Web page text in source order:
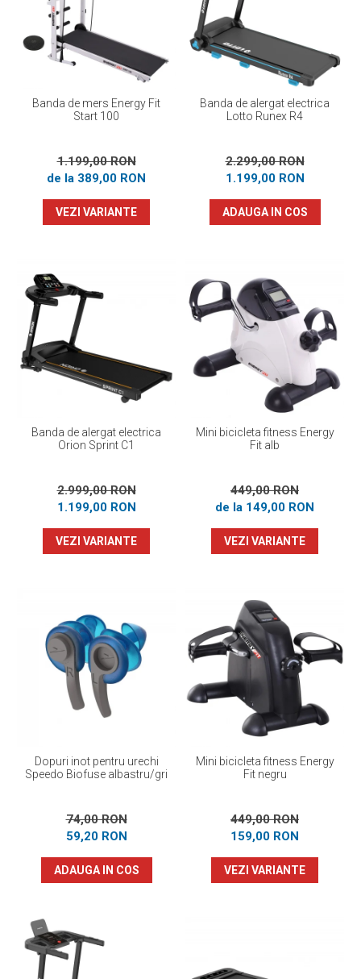
Accesorii inot
Genti si rucsacuri
Tricouri, pantaloni, bluze
Costume profesionale inot
Banda de mers Energy Fit
Start 100
1.199,00 RON
de la 389,00 RON
VEZI VARIANTE
Banda de alergat electrica
Lotto Runex R4
2.299,00 RON
1.199,00 RON
ADAUGA IN COS
Banda de alergat electrica
Orion Sprint C1
2.999,00 RON
1.199,00 RON
VEZI VARIANTE
Mini bicicleta fitness Energy
Fit alb
449,00 RON
de la 149,00 RON
VEZI VARIANTE
Dopuri inot pentru urechi
Speedo Biofuse albastru/gri
74,00 RON
59,20 RON
ADAUGA IN COS
Mini bicicleta fitness Energy
Fit negru
449,00 RON
159,00 RON
VEZI VARIANTE